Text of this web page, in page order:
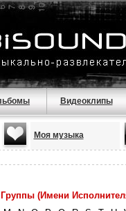
Видеоклипы
Моя музыка
(Имени